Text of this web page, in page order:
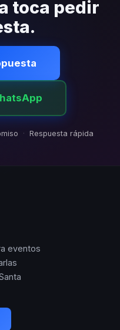
toca pedir
· Respuesta rápida
eventos